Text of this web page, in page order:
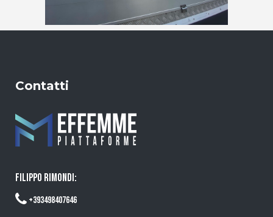
Contatti
FILIPPO RIMONDI:
+393498407646